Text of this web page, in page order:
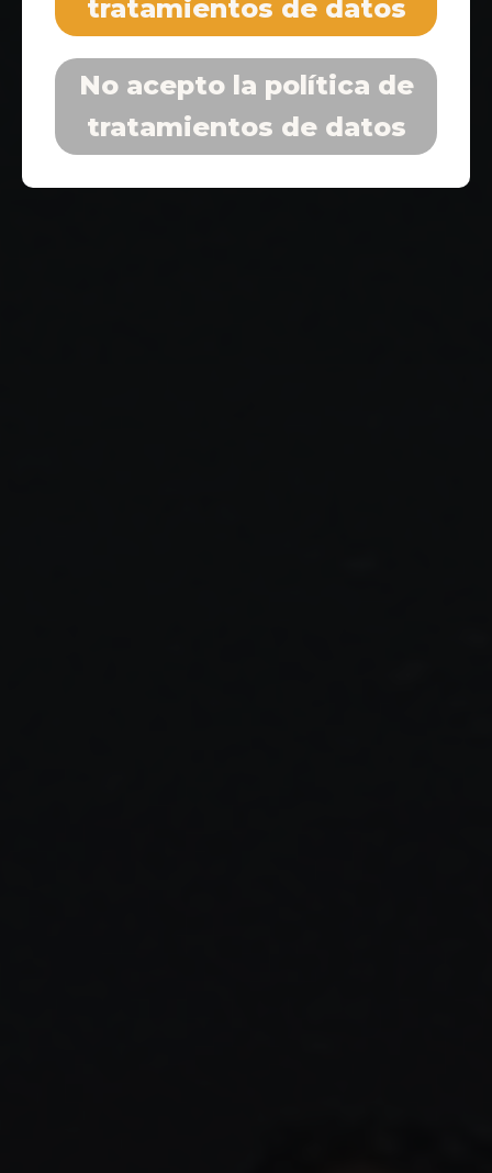
tratamientos de datos
No acepto la política de
tratamientos de datos